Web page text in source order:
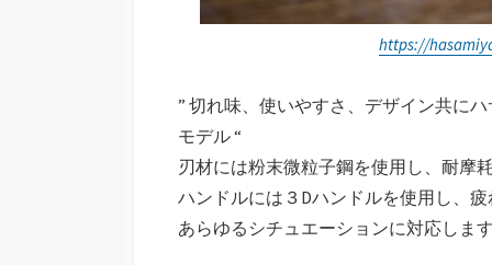
https://
” 切れ味、使いやすさ、デザイン共に
モデル “
刃材には粉末微粒子鋼を使用し、耐摩
ハンドルには３Dハンドルを使用し、
あらゆるシチュエーションに対応しま